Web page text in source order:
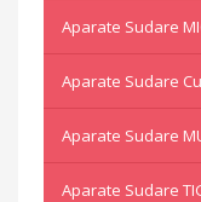
Aparate Sudare
Aparate Sudare
Aparate Sudare
Aparate Sudare